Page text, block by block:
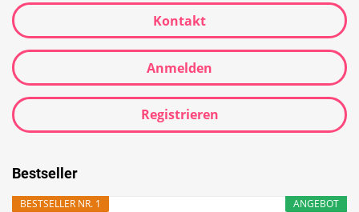
Kontakt
Anmelden
Registrieren
Bestseller
ANGEBOT
BESTSELLER NR. 1